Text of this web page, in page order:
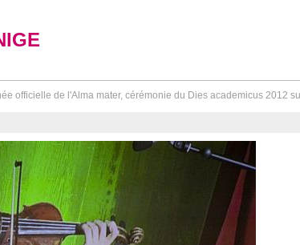
officielle de l'Alma mater, cérémonie du Dies academicus 2012